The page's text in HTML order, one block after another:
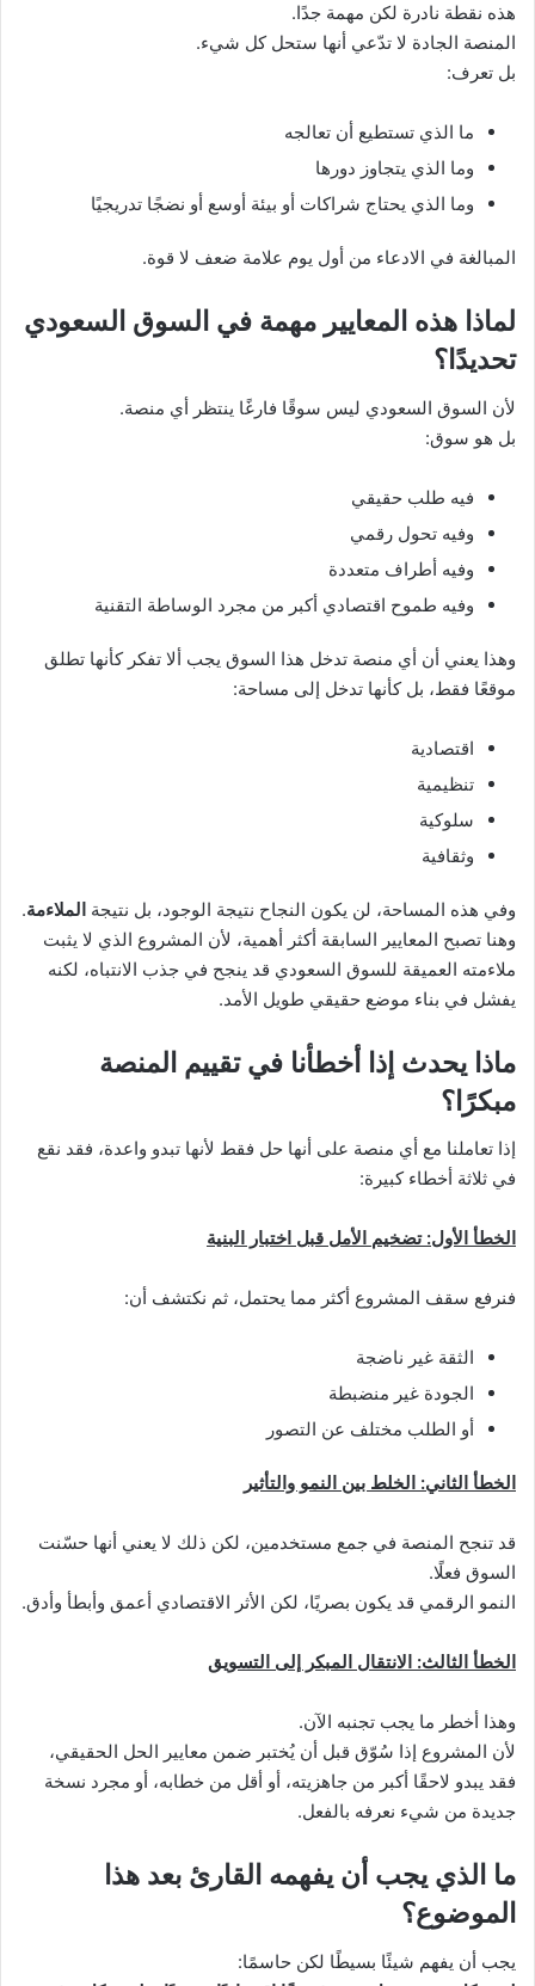
هذه نقطة نادرة لكن مهمة جدًا.
المنصة الجادة لا تدّعي أنها ستحل كل شيء.
بل تعرف:
ما الذي تستطيع أن تعالجه
وما الذي يتجاوز دورها
وما الذي يحتاج شراكات أو بيئة أوسع أو نضجًا تدريجيًا
المبالغة في الادعاء من أول يوم علامة ضعف لا قوة.
لماذا هذه المعايير مهمة في السوق السعودي
تحديدًا؟
لأن السوق السعودي ليس سوقًا فارغًا ينتظر أي منصة.
بل هو سوق:
فيه طلب حقيقي
وفيه تحول رقمي
وفيه أطراف متعددة
وفيه طموح اقتصادي أكبر من مجرد الوساطة التقنية
وهذا يعني أن أي منصة تدخل هذا السوق يجب ألا تفكر كأنها تطلق
موقعًا فقط، بل كأنها تدخل إلى مساحة:
اقتصادية
تنظيمية
سلوكية
وثقافية
وفي هذه المساحة، لن يكون النجاح نتيجة الوجود، بل نتيجة الملاءمة.
وهنا تصبح المعايير السابقة أكثر أهمية، لأن المشروع الذي لا يثبت
ملاءمته العميقة للسوق السعودي قد ينجح في جذب الانتباه، لكنه
يفشل في بناء موضع حقيقي طويل الأمد.
ماذا يحدث إذا أخطأنا في تقييم المنصة
مبكرًا؟
إذا تعاملنا مع أي منصة على أنها حل فقط لأنها تبدو واعدة، فقد نقع
في ثلاثة أخطاء كبيرة:
الخطأ الأول: تضخيم الأمل قبل اختبار البنية
فنرفع سقف المشروع أكثر مما يحتمل، ثم نكتشف أن:
الثقة غير ناضجة
الجودة غير منضبطة
أو الطلب مختلف عن التصور
الخطأ الثاني: الخلط بين النمو والتأثير
قد تنجح المنصة في جمع مستخدمين، لكن ذلك لا يعني أنها حسّنت
السوق فعلًا.
النمو الرقمي قد يكون بصريًا، لكن الأثر الاقتصادي أعمق وأبطأ وأدق.
الخطأ الثالث: الانتقال المبكر إلى التسويق
وهذا أخطر ما يجب تجنبه الآن.
لأن المشروع إذا سُوّق قبل أن يُختبر ضمن معايير الحل الحقيقي،
فقد يبدو لاحقًا أكبر من جاهزيته، أو أقل من خطابه، أو مجرد نسخة
جديدة من شيء نعرفه بالفعل.
ما الذي يجب أن يفهمه القارئ بعد هذا
الموضوع؟
يجب أن يفهم شيئًا بسيطًا لكن حاسمًا: